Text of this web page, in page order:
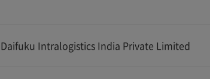
Daifuku Intralogistics India Private Limited